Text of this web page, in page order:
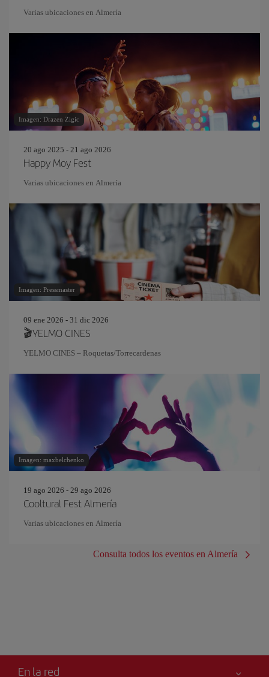
Varias ubicaciones en Almería
Imagen: Drazen Zigic
20 ago 2025 - 21 ago 2026
Happy Moy Fest
Varias ubicaciones en Almería
Imagen: Pressmaster
09 ene 2026 - 31 dic 2026
🎬YELMO CINES
YELMO CINES – Roquetas/Torrecardenas
Imagen: maxbelchenko
19 ago 2026 - 29 ago 2026
Cooltural Fest Almería
Varias ubicaciones en Almería
Consulta todos los eventos en Almería
En la red